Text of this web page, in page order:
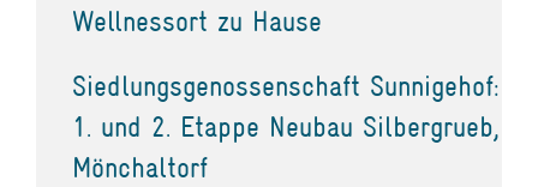
Wellnessort zu Hause
Siedlungsgenossenschaft Sunnigehof:
1. und 2. Etappe Neubau Silbergrueb,
Mönchaltorf